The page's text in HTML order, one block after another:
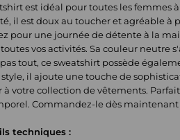
est idéal pour toutes les femmes
il est doux au toucher et agréable à
pour une journée de détente à la
vos activités. Sa couleur neutre
tout, ce sweatshirt possède
il ajoute une touche de
à votre collection de vêtements.
Commandez-le dès
techniques :